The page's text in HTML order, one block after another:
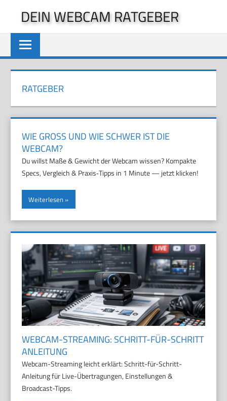
springen
DEIN WEBCAM RATGEBER
RATGEBER
WIE GROSS UND WIE SCHWER IST DIE W
EBCAM?
Du willst Maße & Gewicht der Webcam wissen? Kompakte
Specs, Vergleich & Praxis‑Tipps in 1 Minute — jetzt klicken!
Weiterlesen
WEBCAM-STREAMING: SCHRITT-FÜR-SCHRITT
ANLEITUNG
Webcam-Streaming leicht erklärt: Schritt-für-Schritt-
Anleitung für Live-Übertragungen, Einstellungen &
Broadcast-Tipps.